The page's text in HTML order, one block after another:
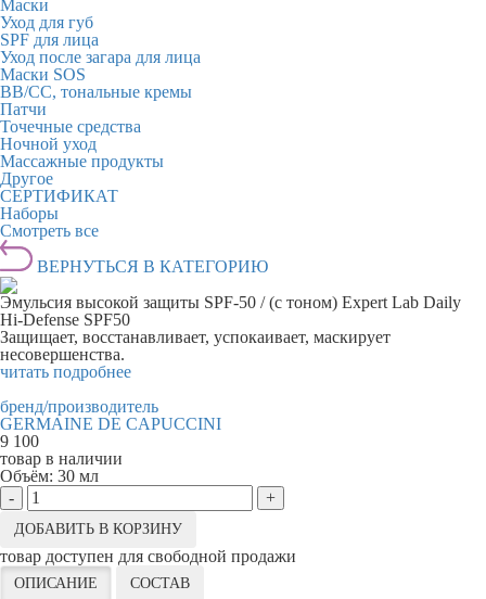
Маски
Уход для губ
SPF для лица
Уход после загара для лица
Маски SOS
BB/CC, тональные кремы
Патчи
Точечные средства
Ночной уход
Массажные продукты
Другое
СЕРТИФИКАТ
Наборы
Смотреть все
ВЕРНУТЬСЯ В КАТЕГОРИЮ
Эмульсия высокой защиты SPF-50 / (с тоном) Expert Lab Daily
Hi-Defense SPF50
Защищает, восстанавливает, успокаивает, маскирует
несовершенства.
читать подробнее
бренд/производитель
GERMAINE DE CAPUCCINI
9 100
товар в наличии
Объём: 30 мл
-
+
ДОБАВИТЬ В КОРЗИНУ
товар доступен для свободной продажи
ОПИСАНИЕ СОСТАВ